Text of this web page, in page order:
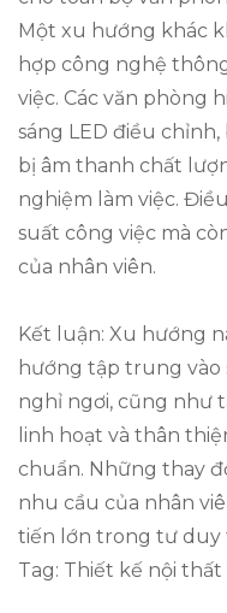
Một xu hướng khác
hợp công nghệ
việc. Các văn phòng
sáng LED điều
bị âm thanh chất
nghiệm làm việc.
suất công việc mà
của nhân viên.
Kết luận: Xu hướng
hướng tập trung vào
nghỉ ngơi, cũng như
linh hoạt và thân
chuẩn. Những thay
nhu cầu của nhân
tiến lớn trong tư duy
Tag: Thiết kế nội